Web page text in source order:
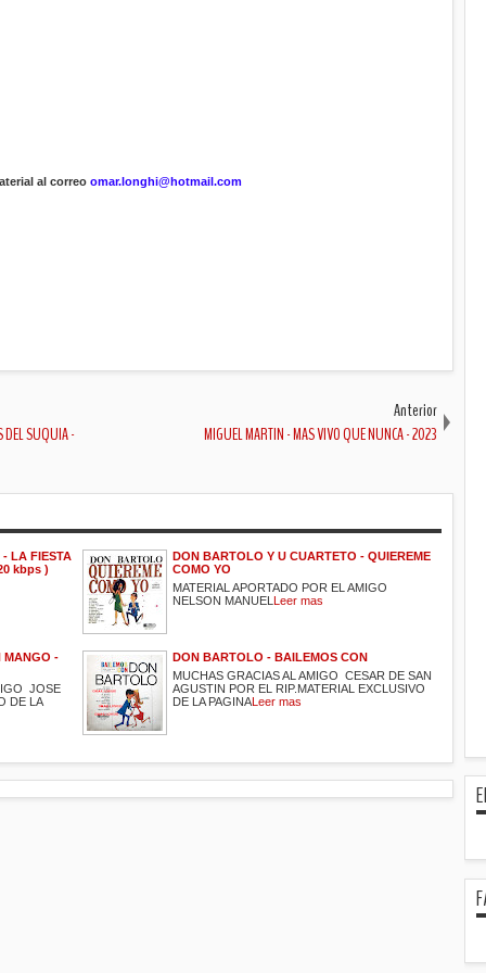
al correo omar.longhi@hotmail.com
DEL SUQUIA -
Anterior
MIGUEL MARTIN - MAS VIVO QUE NUNCA - 2023
LA FIESTA
kbps )
DON BARTOLO Y U CUARTETO - QUIEREME
COMO YO
MATERIAL APORTADO POR EL AMIGO
NELSON MANUEL Leer mas
MANGO -
JOSE
DE LA
DON BARTOLO - BAILEMOS CON
MUCHAS GRACIAS AL AMIGO CESAR DE SAN
AGUSTIN POR EL RIP.MATERIAL EXCLUSIVO
DE LA PAGINALeer mas